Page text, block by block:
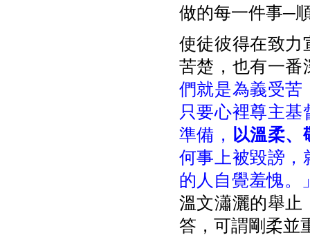
做的每一件事─
使徒彼得在致力
苦楚，也有一番
們就是為義受苦
只要心裡尊主
準備， 以溫柔、
何事上被毀謗，
的人自覺羞愧。
溫文瀟灑的舉止
答，可謂剛柔並